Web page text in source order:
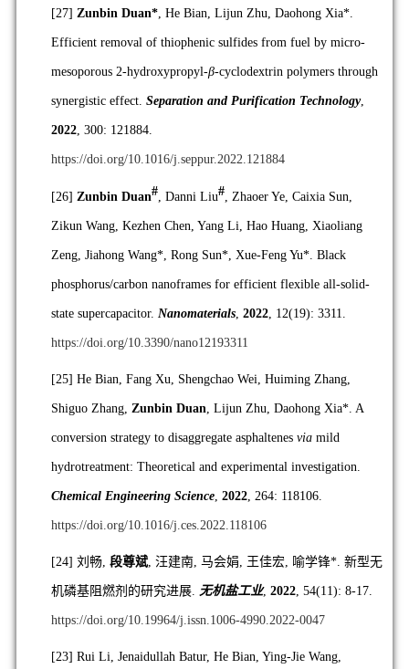
[27] Zunbin Duan*, He Bian, Lijun Zhu, Daohong Xia*.
Efficient removal of thiophenic sulfides from fuel by micro-
mesoporous 2-hydroxypropyl-β-cyclodextrin polymers through
synergistic effect. Separation and Purification Technology,
2022, 300: 121884.
https://doi.org/10.1016/j.seppur.2022.121884
[26] Zunbin Duan#, Danni Liu#, Zhaoer Ye, Caixia Sun,
Zikun Wang, Kezhen Chen, Yang Li, Hao Huang, Xiaoliang
Zeng, Jiahong Wang*, Rong Sun*, Xue-Feng Yu*. Black
phosphorus/carbon nanoframes for efficient flexible all-solid-
state supercapacitor. Nanomaterials, 2022, 12(19): 3311.
https://doi.org/10.3390/nano12193311
[25] He Bian, Fang Xu, Shengchao Wei, Huiming Zhang,
Shiguo Zhang, Zunbin Duan, Lijun Zhu, Daohong Xia*. A
conversion strategy to disaggregate asphaltenes viamild
hydrotreatment: Theoretical and experimental investigation.
Chemical Engineering Science, 2022, 264: 118106.
https://doi.org/10.1016/j.ces.2022.118106
[24] 刘畅, 段尊斌, 汪建南, 马会娟, 王佳宏, 喻学锋*. 新型无
机磷基阻燃剂的研究进展. 无机盐工业, 2022, 54(11): 8-17.
https://doi.org/10.19964/j.issn.1006-4990.2022-0047
[23] Rui Li, Jenaidullah Batur, He Bian, Ying-Jie Wang,